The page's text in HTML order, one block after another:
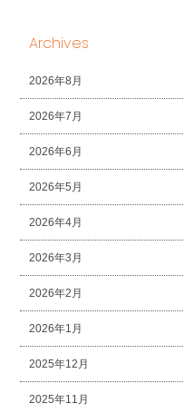
Archives
2026年8月
2026年7月
2026年6月
2026年5月
2026年4月
2026年3月
2026年2月
2026年1月
2025年12月
2025年11月